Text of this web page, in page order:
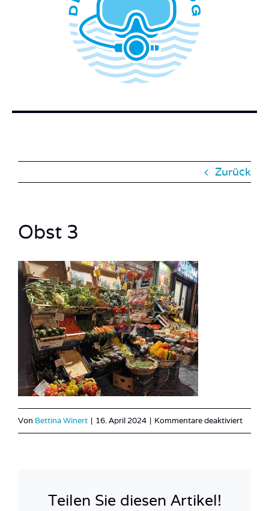
WER STECKT HINTER DEM TAUCHERBLOG?
BUCH BESTELLEN
Zurück
Obst 3
Von Bettina Winert | 16. April 2024 | Kommentare deaktiviertfür
Teilen Sie diesen Artikel!